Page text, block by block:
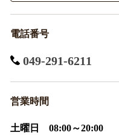
電話番号
049-291-6211
営業時間
土曜日 08:00～20:00